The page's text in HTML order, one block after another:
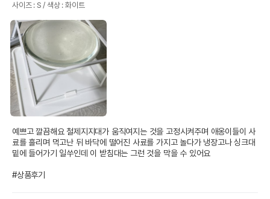
사이즈 : S / 색상 : 화이트
예쁘고 깔끔해요 철제지지대가 움직여지는 것을 고정시켜주며 애옹이들이 사
료를 흘리며 먹고난 뒤 바닥에 떨어진 사료를 가지고 놀다가 냉장고나 싱크대
밑에 들어가기 일쑤인데 이 받침대는 그런 것을 막을 수 있어요
#상품후기